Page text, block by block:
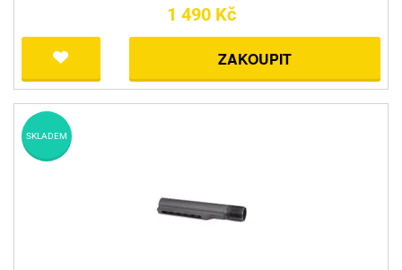
1 490 Kč
ZAKOUPIT
SKLADEM